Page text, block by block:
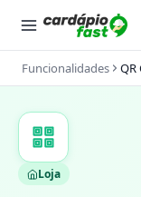
Funcionalidades QR
Loja